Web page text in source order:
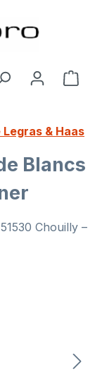
& Haas
Blancs
Chouilly –